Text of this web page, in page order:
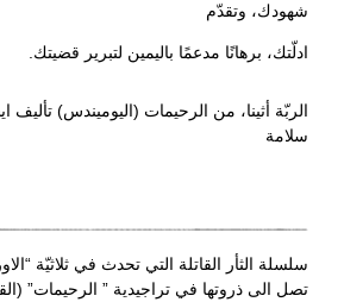
شهودك، وتقدّم
ادلّتك، برهانًا مدعمًا باليمين لتبرير قضيتك.
الربّة أثينا، من الرحيمات (اليوميندس)
سلامة
سلسلة الثأر القاتلة التي تحدث في ثلاثيّة
تصل الى ذروتها في تراجيدية ” الرحيمات”